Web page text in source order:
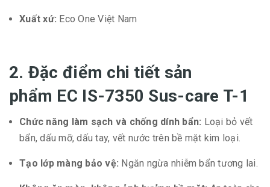
Xuất xứ: Eco One Việt Nam
2. Đặc điểm chi tiết sản
phẩm EC IS-7350 Sus-care T-1
Chức năng làm sạch và chống dính bẩn: Loại bỏ vết
bẩn, dấu mỡ, dấu tay, vết nước trên bề mặt kim loại.
Tạo lớp màng bảo vệ: Ngăn ngừa nhiễm bẩn tương lai.